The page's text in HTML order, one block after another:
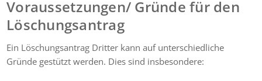
Voraussetzungen/ Gründe für den
Löschungsantrag
Ein Löschungsantrag Dritter kann auf unterschiedliche
Gründe gestützt werden. Dies sind insbesondere: